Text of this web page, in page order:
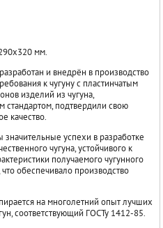
мм.
и внедрён в производство
к чугуну с пластинчатым
изделий из чугуна,
стандартом, подтвердили свою
качество.
успехи в разработке
чугуна, устойчивого к
получаемого чугунного
что обеспечивало производство
на многолетний опыт лучших
соответствующий ГОСТу 1412-85.